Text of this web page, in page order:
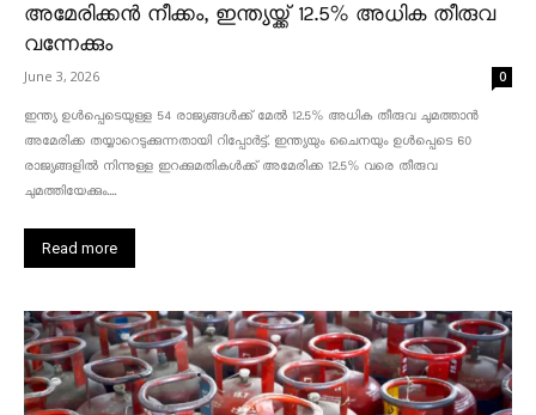
അമേരിക്കൻ നീക്കം, ഇന്ത്യയ്ക്ക് 12.5% അധിക തീരുവ
വന്നേക്കും
June 3, 2026 0
ഇന്ത്യ ഉൾപ്പെടെയുള്ള 54 രാജ്യങ്ങൾക്ക് മേൽ 12.5% അധിക തീരുവ ചുമത്താൻ
അമേരിക്ക തയ്യാറെടുക്കുന്നതായി റിപ്പോർട്ട്. ഇന്ത്യയും ചൈനയും ഉൾപ്പെടെ 60
രാജ്യങ്ങളിൽ നിന്നുള്ള ഇറക്കുമതികൾക്ക് അമേരിക്ക 12.5% ​​വരെ തീരുവ
ചുമത്തിയേക്കും....
Read more